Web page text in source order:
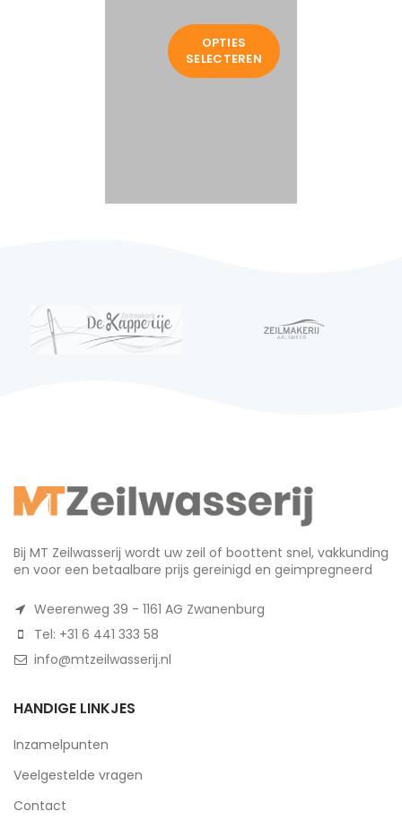
OPTIES
SELECTEREN
Bij MT Zeilwasserij wordt uw zeil of boottent snel, vakkunding
en voor een betaalbare prijs gereinigd en geimpregneerd
Weerenweg 39 - 1161 AG Zwanenburg
Tel: +31 6 441 333 58
info@mtzeilwasserij.nl
HANDIGE LINKJES
Inzamelpunten
Veelgestelde vragen
Contact